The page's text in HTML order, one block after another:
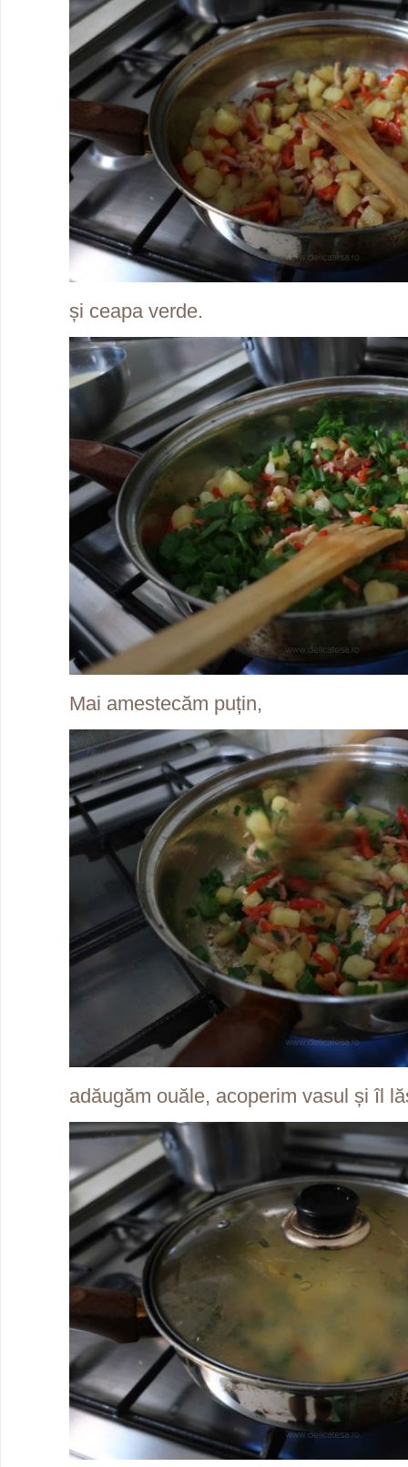
și ceapa verde.
Mai amestecăm puțin,
adăugăm ouăle, acoperim vasul și îl